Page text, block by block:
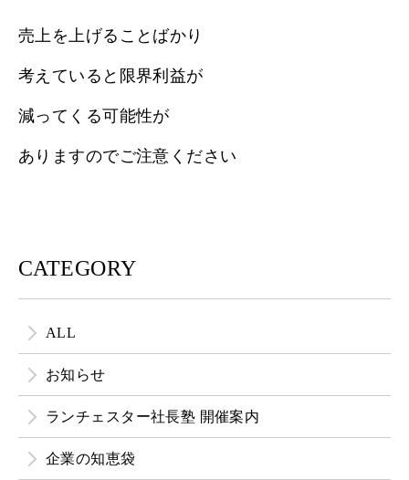
売上を上げることばかり
考えていると限界利益が
減ってくる可能性が
ありますのでご注意ください
CATEGORY
ALL
お知らせ
ランチェスター社長塾 開催案内
企業の知恵袋